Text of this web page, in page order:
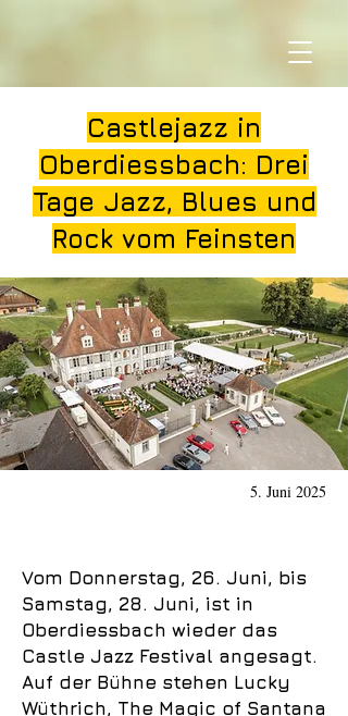
Castlejazz in
Oberdiessbach: Drei
Tage Jazz, Blues und
Rock vom Feinsten
5. Juni 2025
Vom Donnerstag, 26. Juni, bis
Samstag, 28. Juni, ist in
Oberdiessbach wieder das
Castle Jazz Festival angesagt.
Auf der Bühne stehen Lucky
Wüthrich, The Magic of Santana